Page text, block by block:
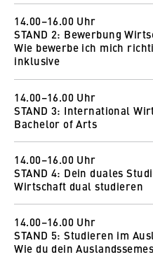
Wer
Petra Wieczorek
Helen Gikal
Wie und wo
So funktioniert Wonder
14.00–16.00 Uhr
STAND 2: Bewerbung
Wie bewerbe ich mich
inklusive
Wer
Dave Schnelle
Sebastian Krüger
So funktioniert Wonder
14.00–16.00 Uhr
STAND 3: International
Bachelor of Arts
Wer
Kathleen Schüttler-
Lisa-Lou Chmill
Anika Kixmüller
Christian Pape
Wie und wo
Zur Online-Messe
14.00–16.00 Uhr
STAND 4: Dein duales
Wirtschaft dual studieren
Diana Jurgec
Wie und wo
14.00–16.00 Uhr
STAND 5: Studieren im
Wie du dein